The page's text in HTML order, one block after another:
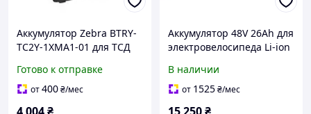
Аккумулятор Zebra BTRY-
TC2Y-1XMA1-01 для ТСД
Готово к отправке
от400₴/мес
Аккумулятор 48V 26Ah для
электровелосипеда Li-ion
термоусадка батарея код:
4826
В наличии
от 1525₴/мес